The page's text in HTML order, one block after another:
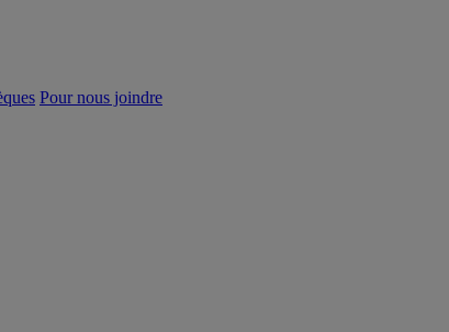
Pour nous joindre